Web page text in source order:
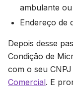
ambulante
Endereço de
Depois desse
Condição de
com o seu
Comercial. E